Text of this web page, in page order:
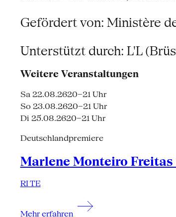
Gefördert von: Ministère
Unterstützt durch: L'L
Weitere Veranstaltungen
Sa 22.08.2620–21 Uhr
So 23.08.2620–21 Uhr
Di 25.08.2620–21 Uhr
Deutschlandpremiere
Marlene Monteiro
RI TE
Mehr erfahren